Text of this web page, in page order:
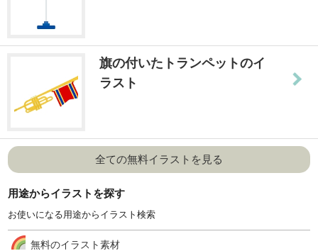
旗の付いたトランペットのイ
ラスト
全ての無料イラストを見る
用途からイラストを探す
お使いになる用途からイラスト検索
無料のイラスト素材